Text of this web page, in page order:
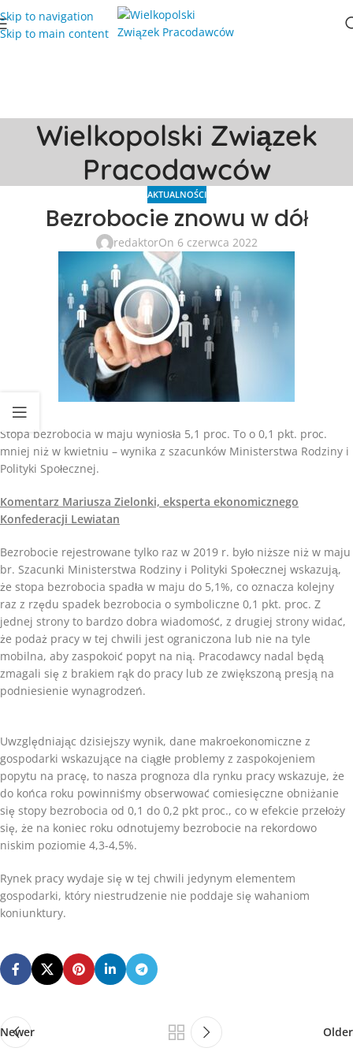
Skip to navigation
Skip to main content
Wielkopolski Związek
Pracodawców
AKTUALNOŚCI
Bezrobocie znowu w dół
redaktorOn 6 czerwca 2022
Stopa bezrobocia w maju wyniosła 5,1 proc. To o 0,1 pkt. proc.
mniej niż w kwietniu – wynika z szacunków Ministerstwa Rodziny i
Polityki Społecznej.
Komentarz Mariusza Zielonki, eksperta ekonomicznego
Konfederacji Lewiatan
Bezrobocie rejestrowane tylko raz w 2019 r. było niższe niż w maju
br. Szacunki Ministerstwa Rodziny i Polityki Społecznej wskazują,
że stopa bezrobocia spadła w maju do 5,1%, co oznacza kolejny
raz z rzędu spadek bezrobocia o symboliczne 0,1 pkt. proc. Z
jednej strony to bardzo dobra wiadomość, z drugiej strony widać,
że podaż pracy w tej chwili jest ograniczona lub nie na tyle
mobilna, aby zaspokoić popyt na nią. Pracodawcy nadal będą
zmagali się z brakiem rąk do pracy lub ze zwiększoną presją na
podniesienie wynagrodzeń.
Uwzględniając dzisiejszy wynik, dane makroekonomiczne z
gospodarki wskazujące na ciągłe problemy z zaspokojeniem
popytu na pracę, to nasza prognoza dla rynku pracy wskazuje, że
do końca roku powinniśmy obserwować comiesięczne obniżanie
się stopy bezrobocia od 0,1 do 0,2 pkt proc., co w efekcie przełoży
się, że na koniec roku odnotujemy bezrobocie na rekordowo
niskim poziomie 4,3-4,5%.
Rynek pracy wydaje się w tej chwili jedynym elementem
gospodarki, który niestrudzenie nie poddaje się wahaniom
koniunktury.
Newer Older